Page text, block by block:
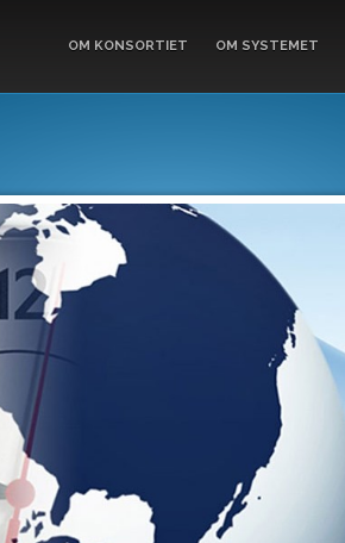
OM KONSORTIET OM SYSTEMET